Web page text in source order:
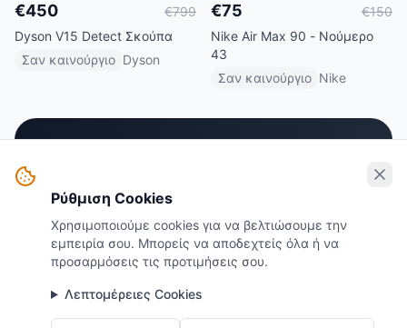
€450 €799
Dyson V15 Detect Σκούπα
Σαν καινούργιο Dyson
€75 €150
Nike Air Max 90 - Νούμερο
43
Σαν καινούργιο Nike
χρησιμοποιείς πια
Ξεκίνα τώρα
Ρύθμιση Cookies
Χρησιμοποιούμε cookies για να βελτιώσουμε την
εμπειρία σου. Μπορείς να αποδεχτείς όλα ή να
προσαρμόσεις τις προτιμήσεις σου.
Λεπτομέρειες Cookies